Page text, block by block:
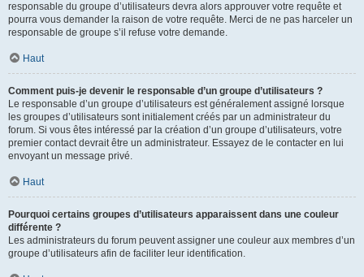
responsable du groupe d’utilisateurs devra alors approuver votre requête et
pourra vous demander la raison de votre requête. Merci de ne pas harceler un
responsable de groupe s’il refuse votre demande.
Haut
Comment puis-je devenir le responsable d’un groupe d’utilisateurs ?
Le responsable d’un groupe d’utilisateurs est généralement assigné lorsque
les groupes d’utilisateurs sont initialement créés par un administrateur du
forum. Si vous êtes intéressé par la création d’un groupe d’utilisateurs, votre
premier contact devrait être un administrateur. Essayez de le contacter en lui
envoyant un message privé.
Haut
Pourquoi certains groupes d’utilisateurs apparaissent dans une couleur
différente ?
Les administrateurs du forum peuvent assigner une couleur aux membres d’un
groupe d’utilisateurs afin de faciliter leur identification.